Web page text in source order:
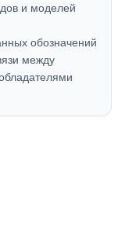
и моделей
обозначений
между